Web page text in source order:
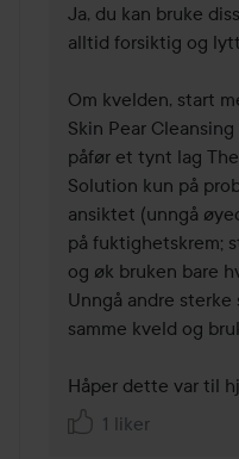
Ja, du kan bruke
alltid forsiktig og
Om kvelden, start
Skin Pear
påfør et tynt lag
Solution kun på
ansiktet (unngå
på fuktighetskrem;
og øk bruken bare
Unngå andre
samme kveld og
Håper dette var til
1 liker